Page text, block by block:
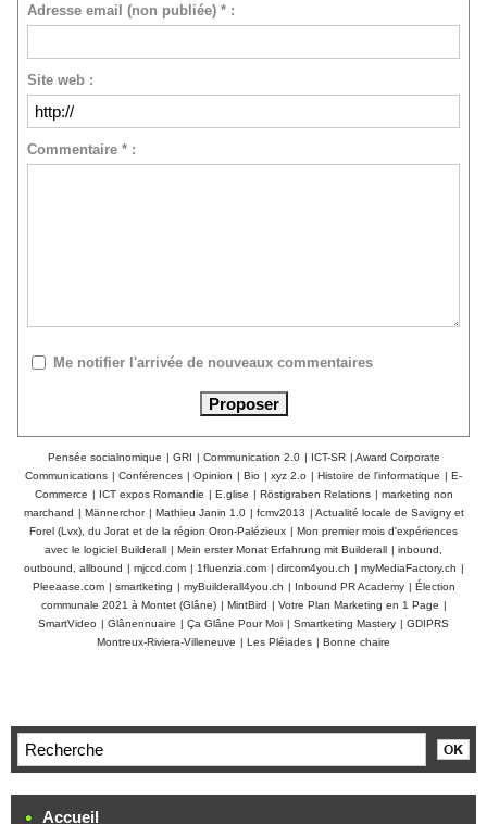
Adresse email (non publiée) * :
Site web :
Commentaire * :
Me notifier l'arrivée de nouveaux commentaires
Pensée socialnomique | GRI | Communication 2.0 | ICT-SR | Award Corporate
Communications | Conférences | Opinion | Bio | xyz 2.o | Histoire de l'informatique | E-
Commerce | ICT expos Romandie | E.glise | Röstigraben Relations | marketing non
marchand | Männerchor | Mathieu Janin 1.0 | fcmv2013 | Actualité locale de Savigny et
Forel (Lvx), du Jorat et de la région Oron-Palézieux | Mon premier mois d'expériences
avec le logiciel Builderall | Mein erster Monat Erfahrung mit Builderall | inbound,
outbound, allbound | mjccd.com | 1fluenzia.com | dircom4you.ch | myMediaFactory.ch |
Pleeaase.com | smartketing | myBuilderall4you.ch | Inbound PR Academy | Élection
communale 2021 à Montet (Glâne) | MintBird | Votre Plan Marketing en 1 Page |
SmartVideo | Glânennuaire | Ça Glâne Pour Moi | Smartketing Mastery | GDIPRS
Montreux-Riviera-Villeneuve | Les Pléiades | Bonne chaire
Accueil